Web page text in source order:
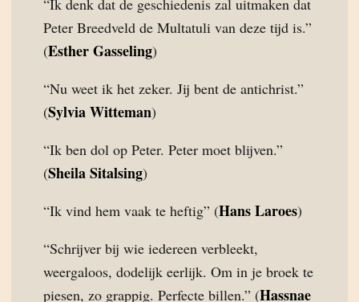
“Ik denk dat de geschiedenis zal uitmaken dat
Peter Breedveld de Multatuli van deze tijd is.”
(Esther Gasseling)
“Nu weet ik het zeker. Jij bent de antichrist.”
(Sylvia Witteman)
“Ik ben dol op Peter. Peter moet blijven.”
(Sheila Sitalsing)
“Ik vind hem vaak te heftig” (Hans Laroes)
“Schrijver bij wie iedereen verbleekt,
weergaloos, dodelijk eerlijk. Om in je broek te
piesen, zo grappig. Perfecte billen.” (Hassnae